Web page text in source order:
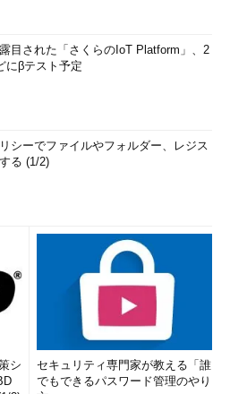
目された「さくらのIoT Platform」、2
にβテスト予定
シーでファイルやフォルダー、レジス
る (1/2)
シ
セキュリティ専門家が教える「誰
でもできるパスワード管理のやり